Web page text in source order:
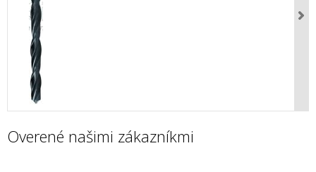
Overené našimi zákazníkmi